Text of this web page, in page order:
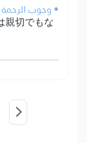
• وجوب
親切でもな